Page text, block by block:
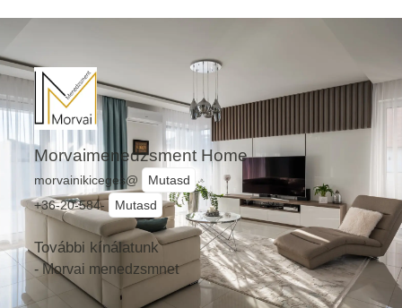
Morvaimenedzsment Home
morvainikiceges@
Mutasd
+36-20-584-
Mutasd
További kínálatunk
- Morvai menedzsmnet